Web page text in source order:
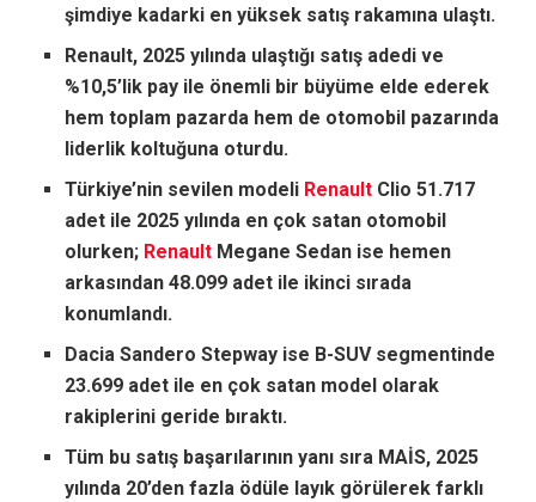
şimdiye kadarki en yüksek satış rakamına ulaştı.
Renault, 2025 yılında ulaştığı satış adedi ve
%10,5’lik pay ile önemli bir büyüme elde ederek
hem toplam pazarda hem de otomobil pazarında
liderlik koltuğuna oturdu.
Türkiye’nin sevilen modeli Renault Clio 51.717
adet ile 2025 yılında en çok satan otomobil
olurken; Renault Megane Sedan ise hemen
arkasından 48.099 adet ile ikinci sırada
konumlandı.
Dacia Sandero Stepway ise B-SUV segmentinde
23.699 adet ile en çok satan model olarak
rakiplerini geride bıraktı.
Tüm bu satış başarılarının yanı sıra MAİS, 2025
yılında 20’den fazla ödüle layık görülerek farklı